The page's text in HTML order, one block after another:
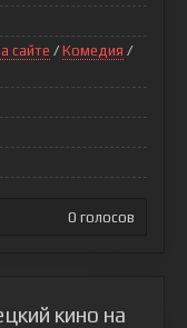
сайте / Комедия /
0 голосов
кино на